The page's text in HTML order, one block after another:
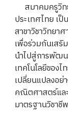
สมาคมครูวิ
ประเทศไทย เ
สาขาวิชาวิทยา
เพื่อร่วมกันเสริ
นำไปสู่การพัฒ
เทคโนโลยีของ
เปลี่ยนแปลงอย่
คณิตศาสตร์แล
มาตรฐานวิชาชี